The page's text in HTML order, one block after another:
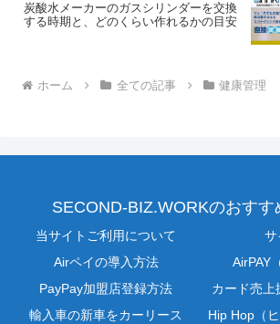
炭酸水メーカーのガスシリンダーを交換
する時期と、どのくらい作れるかの目安
ホーム 全ての記事 健康管理
SECOND-BIZ.WORKのおすす
当サイトご利用について
サ
Airペイの導入方法
AirPAY
PayPay加盟店登録方法
カード売上
輸入車の新車をカーリース
Hip Hop（